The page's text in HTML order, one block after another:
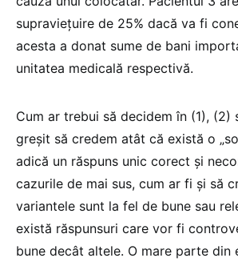
supraviețuire de 25% dacă va fi
acesta a donat sume de bani
unitatea medicală respectivă.
Cum ar trebui să decidem în (1), (2)
greșit să credem atât că există o
adică un răspuns unic corect și
cazurile de mai sus, cum ar fi și să
variantele sunt la fel de bune sau
există răspunsuri care vor fi
bune decât altele. O mare parte din